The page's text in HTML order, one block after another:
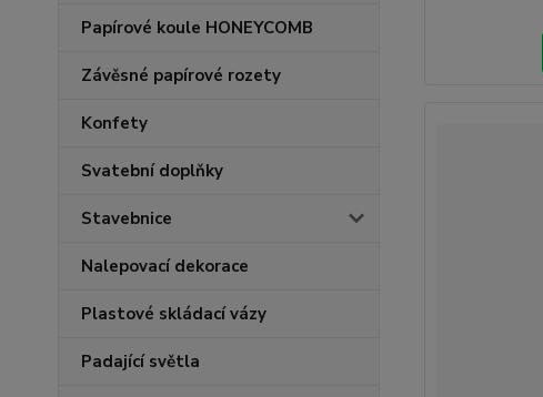
Papírové koule HONEYCOMB
Závěsné papírové rozety
Konfety
Svatební doplňky
Stavebnice
Nalepovací dekorace
Plastové skládací vázy
Padající světla